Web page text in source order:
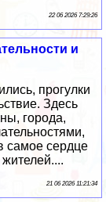
22 06 2026 7:29:26
и
прогулки
Здесь
города,
самое сердце
21 06 2026 11:21:34